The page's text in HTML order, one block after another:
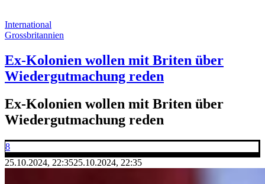
International
Grossbritannien
Ex-Kolonien wollen mit Briten über
Wiedergutmachung reden
Ex-Kolonien wollen mit Briten über
Wiedergutmachung reden
8
25.10.2024, 22:3525.10.2024, 22:35